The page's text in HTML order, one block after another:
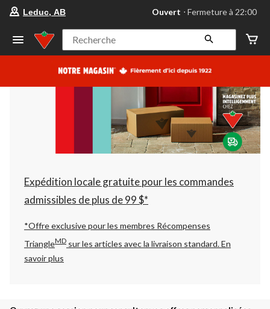
votre
préféré
Leduc,
AB,
courament
Fermeture
à
22:00
cliquer
pour
changer
Leduc, AB Ouvert ⋅ Fermeture à 22:00
Recherche
Expédition locale gratuite pour les commandes
admissibles de plus de 99 $*
*Offre exclusive pour les membres Récompenses
TriangleMD sur les articles avec la livraison standard.En
savoir plus